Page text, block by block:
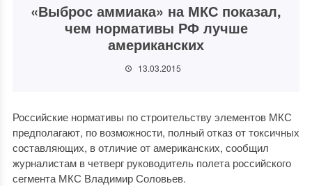
«Выброс аммиака» на МКС показал,
чем нормативы РФ лучше
американских
13.03.2015
Российские нормативы по строительству элементов МКС
предполагают, по возможности, полный отказ от токсичных
составляющих, в отличие от американских, сообщил
журналистам в четверг руководитель полета российского
сегмента МКС Владимир Соловьев.